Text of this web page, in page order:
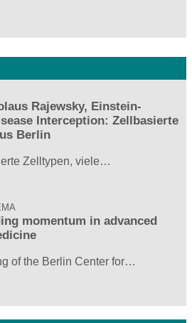
Rajewsky, Einstein-
Interception: Zellbasierte
Berlin
Zelltypen, viele…
momentum in advanced
of the Berlin Center for…